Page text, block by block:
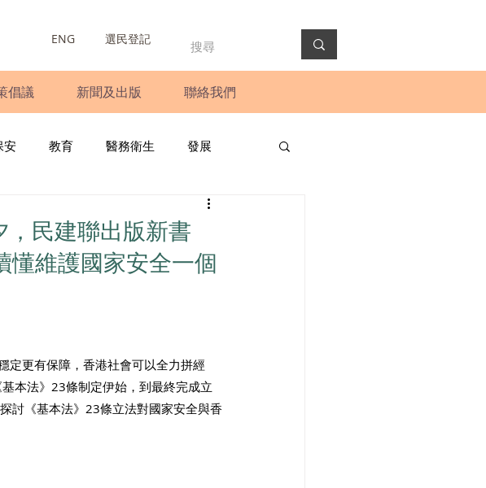
ENG 選民登記
倡議 新聞及出版 聯絡我們
安 教育 醫務衛生 發展
圓桌會議
工 民生 立法會 新聞稿
，民建聯出版新書
懂維護國家安全一個
定更有保障，香港社會可以全力拼經
本法》23條制定伊始，到最終完成立
討《基本法》23條立法對國家安全與香